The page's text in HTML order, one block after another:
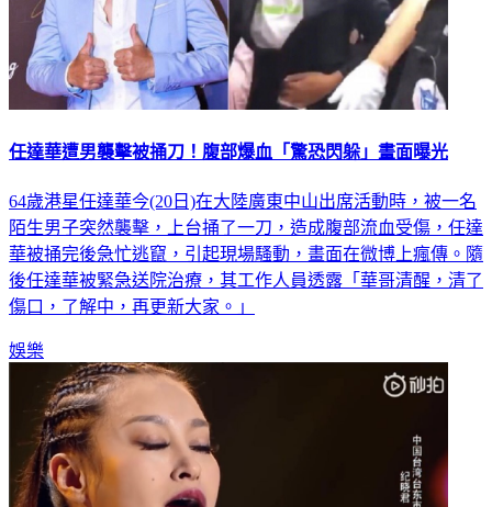
任達華遭男襲擊被捅刀！腹部爆血「驚恐閃躲」畫面曝光
64歲港星任達華今(20日)在大陸廣東中山出席活動時，被一名
陌生男子突然襲擊，上台捅了一刀，造成腹部流血受傷，任達
華被捅完後急忙逃竄，引起現場騷動，畫面在微博上瘋傳。隨
後任達華被緊急送院治療，其工作人員透露「華哥清醒，清了
傷口，了解中，再更新大家。」
娛樂